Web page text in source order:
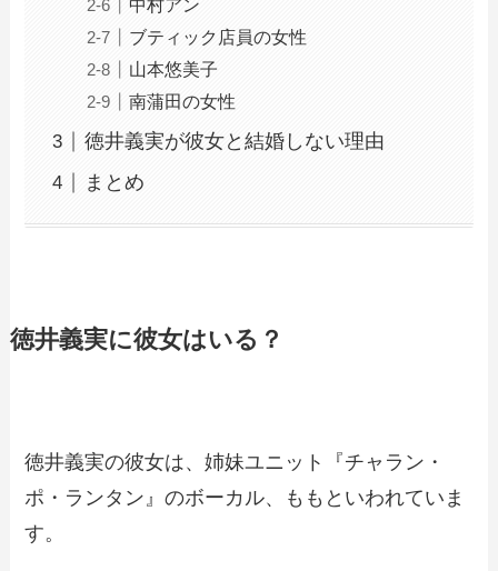
中村アン
ブティック店員の女性
山本悠美子
南蒲田の女性
徳井義実が彼女と結婚しない理由
まとめ
徳井義実に彼女はいる？
徳井義実の彼女は、姉妹ユニット『チャラン・
ポ・ランタン』のボーカル、ももといわれていま
す。